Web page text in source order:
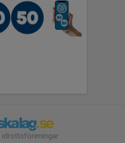
idrottsföreningar